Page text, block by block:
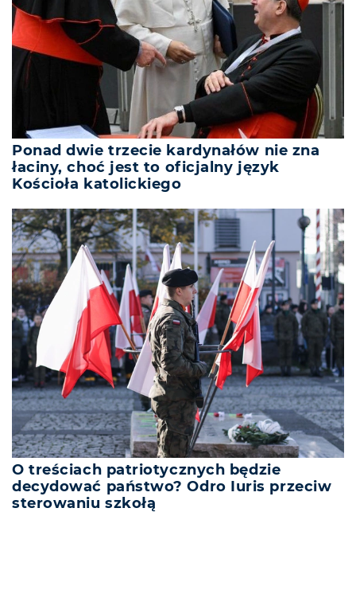
Ponad dwie trzecie kardynałów nie zna
łaciny, choć jest to oficjalny język
Kościoła katolickiego
O treściach patriotycznych będzie
decydować państwo? Odro Iuris przeciw
sterowaniu szkołą